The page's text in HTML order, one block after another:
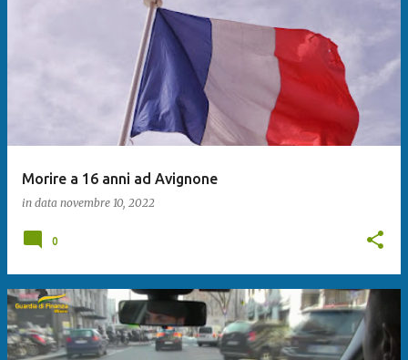
Morire a 16 anni ad Avignone
in data novembre 10, 2022
0